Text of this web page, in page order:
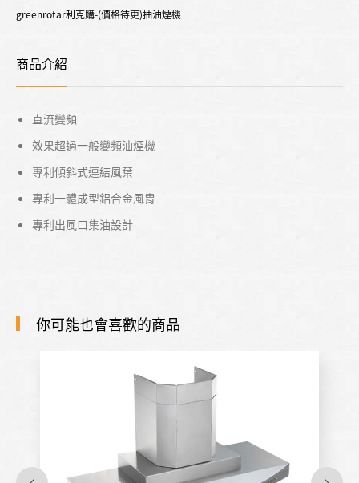
greenrotar利克購-(價格待更)抽油煙機
商品介紹
直流變頻
效果超過一般變頻油煙機
專利傾斜式連結風葉
專利一體成型鋁合金風胄
專利出風口集油設計
你可能也會喜歡的商品